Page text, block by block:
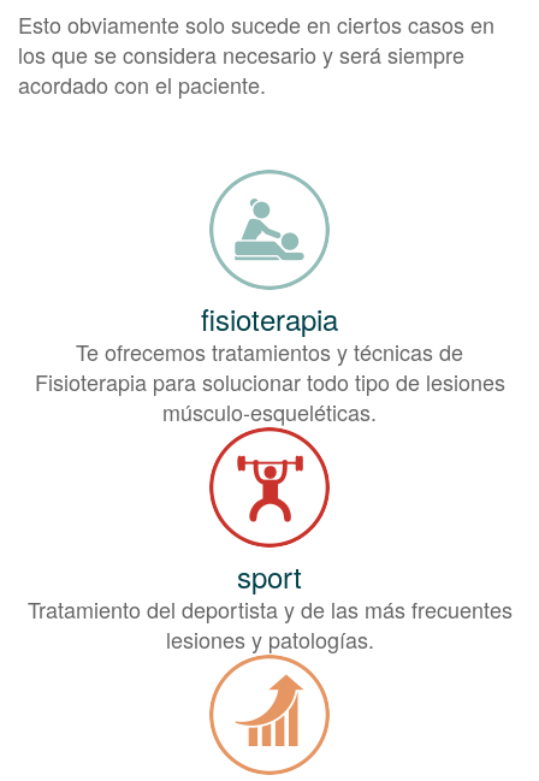
Esto obviamente solo sucede en ciertos casos en
los que se considera necesario y será siempre
acordado con el paciente.
fisioterapia
Te ofrecemos tratamientos y técnicas de
Fisioterapia para solucionar todo tipo de lesiones
músculo-esqueléticas.
sport
Tratamiento del deportista y de las más frecuentes
lesiones y patologías.